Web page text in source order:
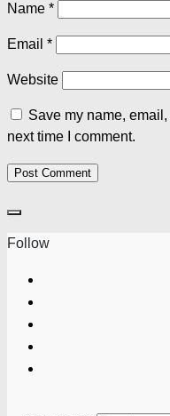
Name *
Email *
Website
Save my name,
next time I comment.
Follow